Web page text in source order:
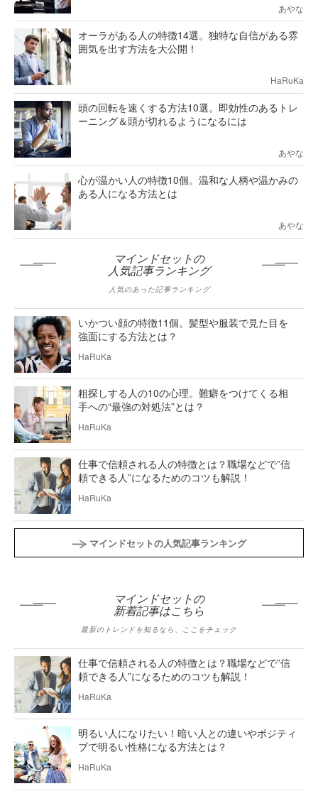
あやな
オーラがある人の特徴14選。独特な自信がある雰
囲気を出す方法を大公開！
HaRuKa
頭の回転を速くする方法10選。即効性のあるトレ
ーニング＆頭が切れるようになるには
あやな
心が温かい人の特徴10個。温和な人柄や温かみの
ある人になる方法とは
あやな
マインドセットの
人気記事ランキング
人気のあった記事ランキング
いかつい顔の特徴11個。髪型や服装で見た目を
強面にする方法とは？
HaRuKa
粗探しする人の10の心理。難癖をつけてくる相
手への“最強の対処法”とは？
HaRuKa
仕事で信頼される人の特徴とは？職場などで”信
頼できる人”になるためのコツも解説！
HaRuKa
マインドセットの人気記事ランキング
マインドセットの
新着記事はこちら
最新のトレンドを知るなら、ここをチェック
仕事で信頼される人の特徴とは？職場などで”信
頼できる人”になるためのコツも解説！
HaRuKa
明るい人になりたい！暗い人との違いやポジティ
ブで明るい性格になる方法とは？
HaRuKa